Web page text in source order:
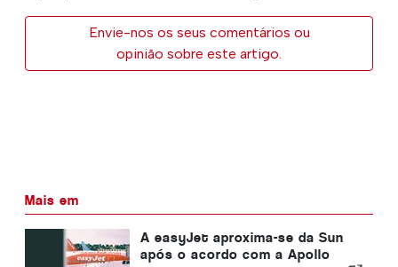
Envie-nos os seus comentários ou
opinião sobre este artigo.
Mais em
A easyJet aproxima-se da Sun
após o acordo com a Apollo